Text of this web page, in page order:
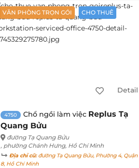
VĂN PHÒNG TRỌN GÓI CHO THUÊ
Detail
4750 Chổ ngồi làm việc Replus Tạ
Quang Bửu
đường Tạ Quang Bửu
, phường Chánh Hưng, Hồ Chí Minh
Địa chỉ cũ:đường Tạ Quang Bửu, Phường 4, Quận
8, Hồ Chí Minh